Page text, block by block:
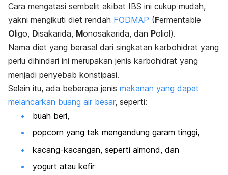
Cara mengatasi sembelit akibat IBS ini cukup mudah,
yakni mengikuti diet rendah FODMAP (Fermentable
Oligo, Disakarida, Monosakarida, dan Poliol).
Nama diet yang berasal dari singkatan karbohidrat yang
perlu dihindari ini merupakan jenis karbohidrat yang
menjadi penyebab konstipasi.
Selain itu, ada beberapa jenis makanan yang dapat
melancarkan buang air besar, seperti:
buah beri,
popcorn yang tak mengandung garam tinggi,
kacang-kacangan, seperti almond, dan
yogurt atau kefir